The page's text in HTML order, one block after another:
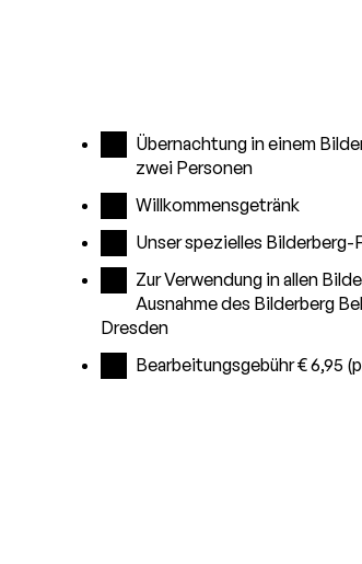
Übernachtung in einem
zwei Personen
Willkommensgetränk
Unser spezielles Bilderberg-
Zur Verwendung in allen
Ausnahme des Bilderberg
Dresden
Bearbeitungsgebühr € 6,95